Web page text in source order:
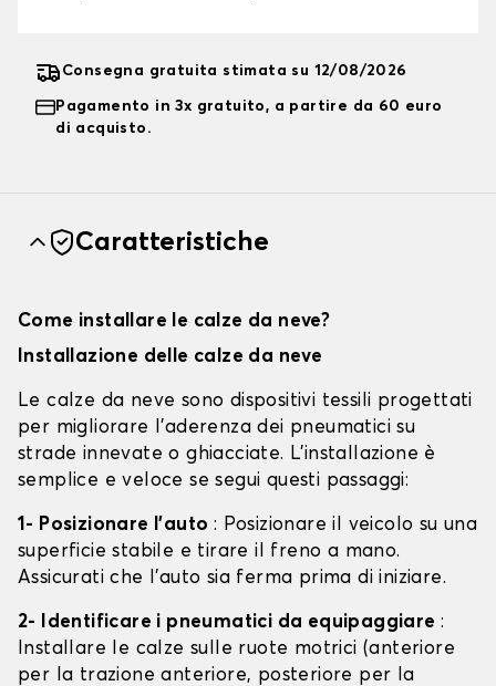
Consegna gratuita stimata su 12/08/2026
Pagamento in 3x gratuito, a partire da 60 euro
di acquisto.
Caratteristiche
Come installare le calze da neve?
Installazione delle calze da neve
Le calze da neve sono dispositivi tessili progettati
per migliorare l'aderenza dei pneumatici su
strade innevate o ghiacciate. L'installazione è
semplice e veloce se segui questi passaggi:
1- Posizionare l'auto : Posizionare il veicolo su una
superficie stabile e tirare il freno a mano.
Assicurati che l'auto sia ferma prima di iniziare.
2- Identificare i pneumatici da equipaggiare :
Installare le calze sulle ruote motrici (anteriore
per la trazione anteriore, posteriore per la